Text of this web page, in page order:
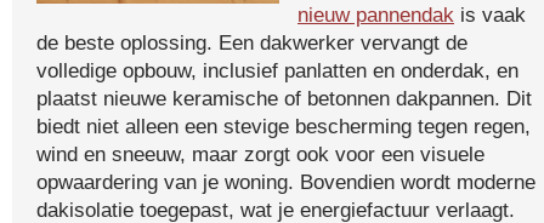
nieuw pannendak is vaak
de beste oplossing. Een dakwerker vervangt de
volledige opbouw, inclusief panlatten en onderdak, en
plaatst nieuwe keramische of betonnen dakpannen. Dit
biedt niet alleen een stevige bescherming tegen regen,
wind en sneeuw, maar zorgt ook voor een visuele
opwaardering van je woning. Bovendien wordt moderne
dakisolatie toegepast, wat je energiefactuur verlaagt.